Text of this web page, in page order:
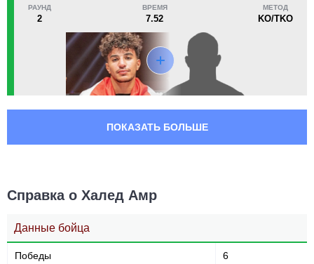
РАУНД
2
ВРЕМЯ
7.52
МЕТОД
KO/TKO
ПОКАЗАТЬ БОЛЬШЕ
Справка о Халед Амр
Данные бойца
Победы 6